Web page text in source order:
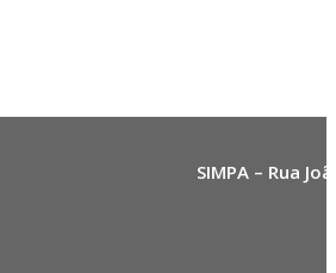
SIMPA – Rua